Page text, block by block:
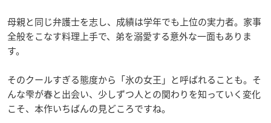
母親と同じ弁護士を志し、成績は学年でも上位の実力者。家事
全般をこなす料理上手で、弟を溺愛する意外な一面もありま
す。
そのクールすぎる態度から「氷の女王」と呼ばれることも。そ
んな雫が春と出会い、少しずつ人との関わりを知っていく変化
こそ、本作いちばんの見どころですね。